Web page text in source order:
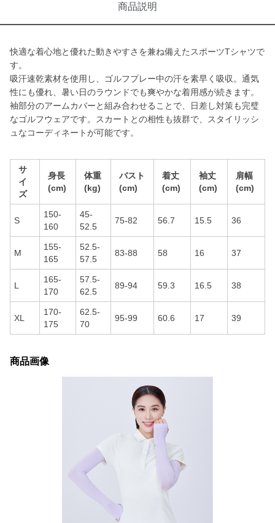
商品説明
快適な着心地と優れた動きやすさを兼ね備えたスポーツTシャツで
す。
吸汗速乾素材を使用し、ゴルフプレー中の汗を素早く吸収。通気
性にも優れ、暑い日のラウンドでも爽やかな着用感が続きます。
袖部分のアームカバーと組み合わせることで、日差し対策も完璧
なゴルフウェアです。スカートとの相性も抜群で、スタイリッシ
ュなコーディネートが可能です。
サ
イ
ズ
身長
(cm)
体重
(kg)
バスト
(cm)
着丈
(cm)
袖丈
(cm)
肩幅
(cm)
S
150-
160
45-
52.5
75-82 56.7 15.5 36
M
155-
165
52.5-
57.5
83-88 58 16 37
L
165-
170
57.5-
62.5
89-94 59.3 16.5 38
XL
170-
175
62.5-
70
95-99 60.6 17 39
商品画像